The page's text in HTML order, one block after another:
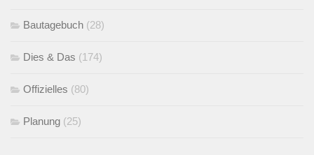
Bautagebuch (28)
Dies & Das (174)
Offizielles (80)
Planung (25)